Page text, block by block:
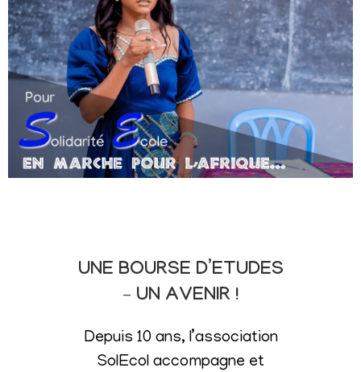
UNE BOURSE D’ETUDES
– UN AVENIR !
Depuis 10 ans, l’association
SolEcol accompagne et